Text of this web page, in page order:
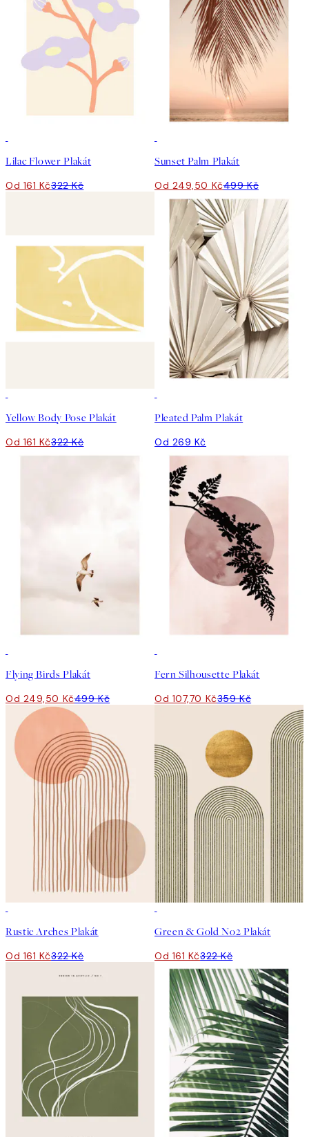
Lilac Flower Plakát
Od 161 Kč322 Kč
Sunset Palm Plakát
Od 249,50 Kč499 Kč
Yellow Body Pose Plakát
Od 161 Kč322 Kč
Pleated Palm Plakát
Od 269 Kč
Flying Birds Plakát
Od 249,50 Kč499 Kč
Fern Silhousette Plakát
Od 107,70 Kč359 Kč
Rustic Arches Plakát
Od 161 Kč322 Kč
Green & Gold No2 Plakát
Od 161 Kč322 Kč